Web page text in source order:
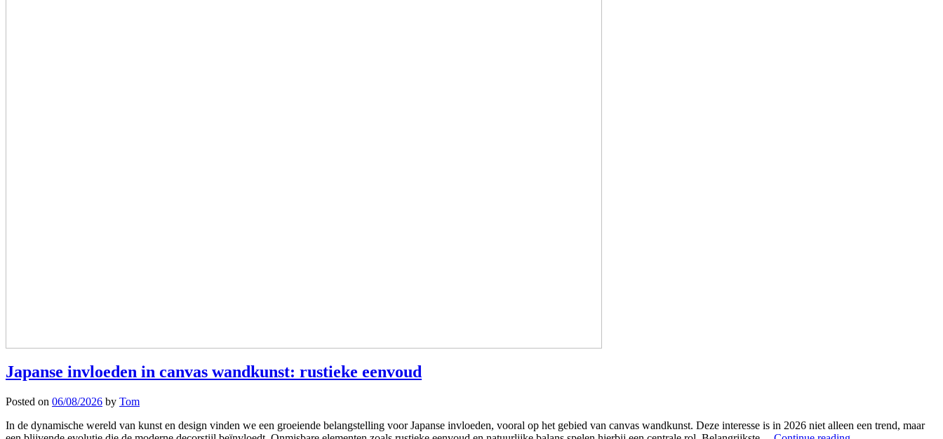
Japanse invloeden in canvas wandkunst: rustieke eenvoud
Posted on 06/08/2026 by Tom
In de dynamische wereld van kunst en design vinden we een groeiende belangstelling voor Japanse invloeden, vooral op het gebied van canvas wandkunst. Deze interesse is in 2026 niet alleen een trend, maar